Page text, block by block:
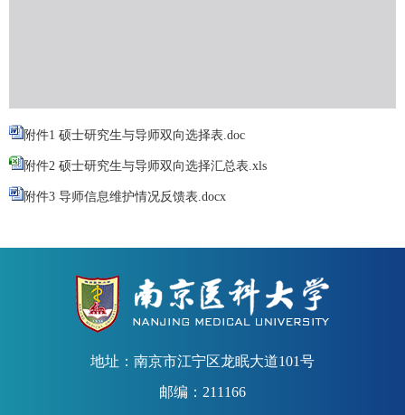
附件1 硕士研究生与导师双向选择表.doc
附件2 硕士研究生与导师双向选择汇总表.xls
附件3 导师信息维护情况反馈表.docx
地址：南京市江宁区龙眠大道101号
邮编：211166